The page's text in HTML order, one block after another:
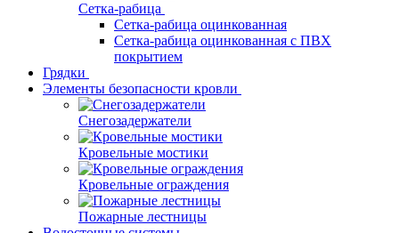
Сетка-рабица
Сетка-рабица оцинкованная
Сетка-рабица оцинкованная с ПВХ
покрытием
Грядки
Элементы безопасности кровли
Снегозадержатели
Кровельные мостики
Кровельные ограждения
Пожарные лестницы